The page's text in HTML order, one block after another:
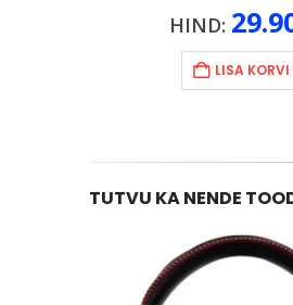
HIND:
LISA KORVI
TUTVU KA NENDE